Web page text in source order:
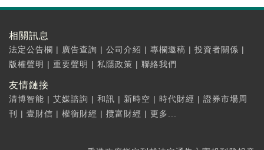
相關訊息
法定公告欄 | 廣告查詢 | 公司介紹 | 專欄邀稿 | 投資者關係 |
版權聲明 | 重要聲明 | 私隱政策 | 聯絡我們
友情鏈接
清博智能 | 艾媒諮詢 | 和訊 | 新時空 | 時代財經 | 證券市場周
刊
| 壹財信 | 權衡財經 | 攬富財經 | 更多...